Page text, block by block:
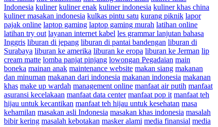
Indonesia kuliner kuliner enak kuliner indonesia kuliner khas china
kuliner masakan indonesia kulkas pintu satu kurang piknik lapor
pajak online laptop gaming laptop gaming murah latihan online
latihan try out layanan internet kabel les grammar lanjutan bahasa
Inggris liburan di jepang liburan di pantai bandengan liburan di
Surabaya liburan ke amerika liburan ke eropa liburan ke Jerman lip
cream matte lomba panjat pinjang lowongan Pegadaian main
boneka mainan anak maintenance website makan siang makanan
dan minuman makanan dari indonesia makanan indonesia makanan
khas make up wardah management online manfaat air putih manfaat
asuransi kecelakaan manfaat data center manfaat pop it manfaat teh
hijau untuk kecantikan manfaat teh hijau untuk kesehatan masa
kehamilan masakan asli Indonesia masakan khas indonesia masalah
bibir kering masalah kebotakan masker alami media finansial media